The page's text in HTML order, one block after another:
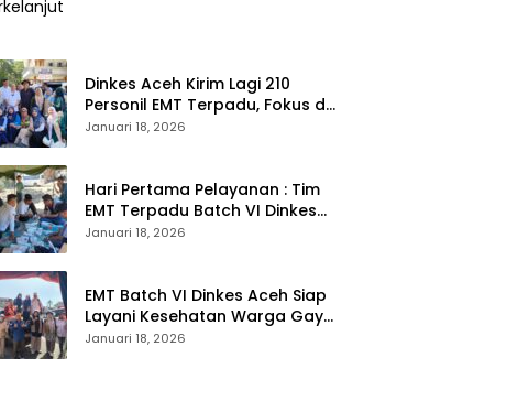
Dinkes Aceh Kirim Lagi 210
Personil EMT Terpadu, Fokus di
Tujuh Kabupaten
Januari 18, 2026
Hari Pertama Pelayanan : Tim
EMT Terpadu Batch VI Dinkes
Aceh Jangkau Wilayah
Januari 18, 2026
EMT Batch VI Dinkes Aceh Siap
Layani Kesehatan Warga Gayo
Lues, Ini Lokasi Yang Akan
Januari 18, 2026